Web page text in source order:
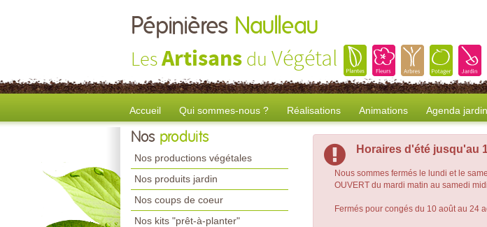
Pépinières Naulleau
LesArtisans du Végétal
Accueil Qui sommes-nous ? Réalisations Animations Agenda jardin
Nos produits
Nos productions végétales
Nos produits jardin
Nos coups de coeur
Nos kits "prêt-à-planter"
Horaires d'été jusqu'au
Nous sommes fermés le lundi et le
OUVERT du mardi matin au samedi midi
Fermés pour congés du 10 août au 24